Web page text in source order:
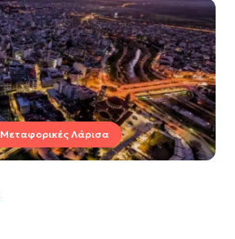
Μεταφορικές Λάρισα